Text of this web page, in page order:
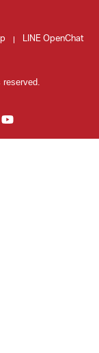
LINE OpenChat
reserved.